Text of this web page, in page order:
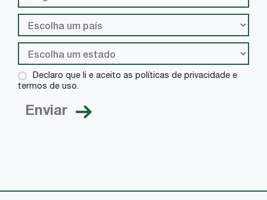
Declaro que li e aceito as políticas de privacidade e
termos de uso.